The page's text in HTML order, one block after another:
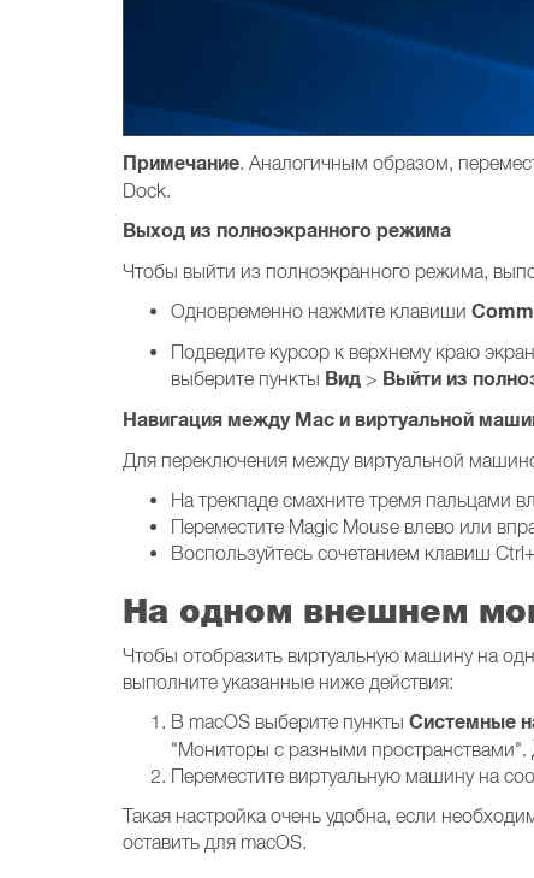
Примечание. Аналогичным образом,
Dock.
Выход из полноэкранного режима
Чтобы выйти из полноэкранного режима,
Одновременно нажмите клавиши
Подведите курсор к верхнему краю
выберите пункты Вид > Выйти из
Навигация между Mac и виртуальной
Для переключения между виртуальной
На трекпаде смахните тремя пальцами
Переместите Magic Mouse влево или
Воспользуйтесь сочетанием клавиш
На одном внешнем
Чтобы отобразить виртуальную машину на
выполните указанные ниже действия:
В macOS выберите пункты Системные
"Мониторы с разными пространствами".
Переместите виртуальную машину на
Такая настройка очень удобна, если
оставить для macOS.